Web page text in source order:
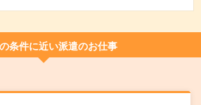
条件に近い派遣のお仕事